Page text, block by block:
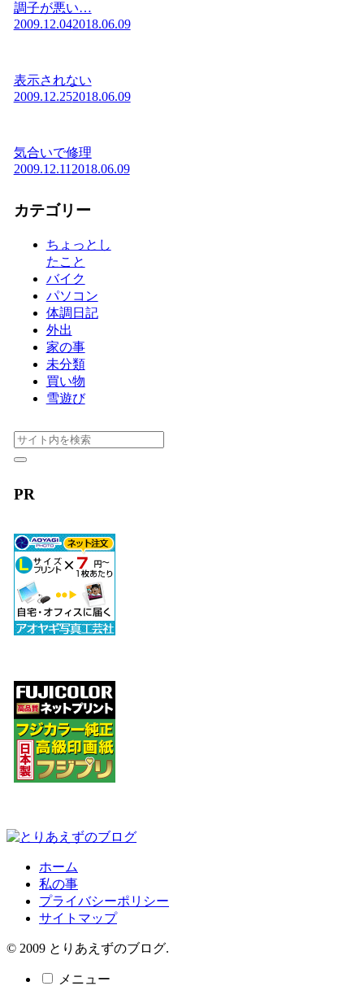
調子が悪い…
2009.12.042018.06.09
表示されない
2009.12.252018.06.09
気合いで修理
2009.12.11 2018.06.09
カテゴリー
ちょっとし
たこと
バイク
パソコン
体調日記
外出
家の事
未分類
買い物
雪遊び
PR
ホーム
私の事
プライバシーポリシー
サイトマップ
© 2009 とりあえずのブログ.
メニュー